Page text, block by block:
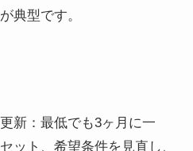
典型です。
新：最低でも3ヶ月に一
ット、希望条件を見直し、